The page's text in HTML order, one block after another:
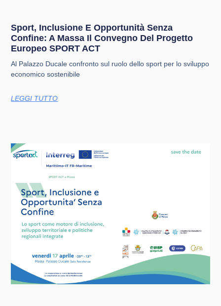
Sport, Inclusione E Opportunità Senza
Confine: A Massa Il Convegno Del Progetto
Europeo SPORT ACT
Al Palazzo Ducale confronto sul ruolo dello sport per lo sviluppo
economico sostenibile
LEGGI TUTTO